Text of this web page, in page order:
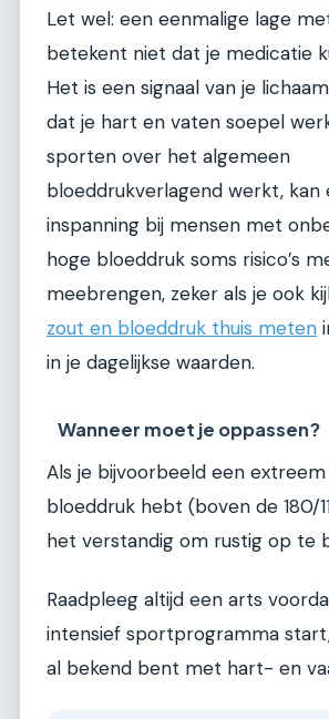
Let wel: een eenmalige lage
betekent niet dat je medicatie
Het is een signaal van je
dat je hart en vaten soepel
sporten over het algemeen
bloeddrukverlagend werkt, kan
inspanning bij mensen met
hoge bloeddruk soms risico’s
meebrengen, zeker als je ook
zout en bloeddruk thuis meten
in je dagelijkse waarden.
Wanneer moet je oppassen?
Als je bijvoorbeeld een
bloeddruk hebt (boven de 180/
het verstandig om rustig op te
Raadpleeg altijd een arts
intensief sportprogramma
al bekend bent met hart- en